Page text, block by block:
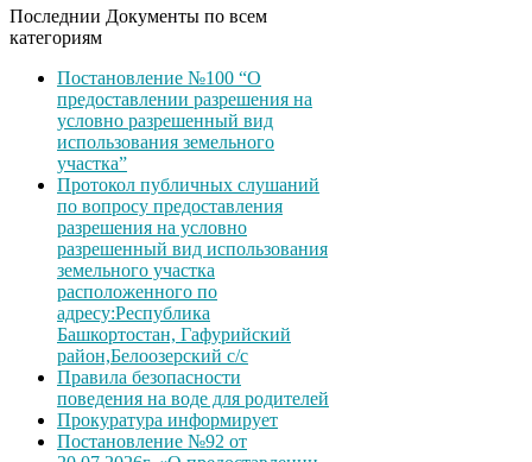
Последнии Документы по всем
категориям
Постановление №100 “О
предоставлении разрешения на
условно разрешенный вид
использования земельного
участка”
Протокол публичных слушаний
по вопросу предоставления
разрешения на условно
разрешенный вид использования
земельного участка
расположенного по
адресу:Республика
Башкортостан, Гафурийский
район,Белоозерский с/с
Правила безопасности
поведения на воде для родителей
Прокуратура информирует
Постановление №92 от